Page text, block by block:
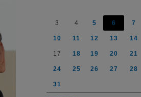
3 4 5 6 7
10 11 12 13 14
17 18 19 20 21
24 25 26 27 28
31